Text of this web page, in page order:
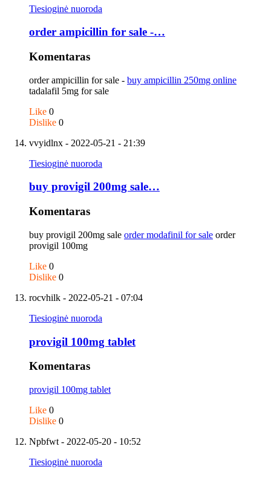
Tiesioginė nuoroda
order ampicillin for sale -…
Komentaras
order ampicillin for sale - buy ampicillin 250mg online
tadalafil 5mg for sale
Like 0
Dislike 0
vvyidlnx - 2022-05-21 - 21:39
Tiesioginė nuoroda
buy provigil 200mg sale…
Komentaras
buy provigil 200mg sale order modafinil for sale order
provigil 100mg
Like 0
Dislike 0
rocvhilk - 2022-05-21 - 07:04
Tiesioginė nuoroda
provigil 100mg tablet
Komentaras
provigil 100mg tablet
Like 0
Dislike 0
Npbfwt - 2022-05-20 - 10:52
Tiesioginė nuoroda